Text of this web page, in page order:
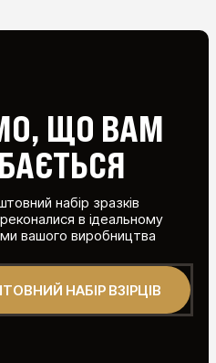
ЩО ВАМ
набір зразків
в ідеальному
вашого виробництва
НАБІР ВЗІРЦІВ